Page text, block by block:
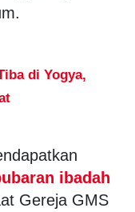
di Yogya,
ibadah
Gereja GMS